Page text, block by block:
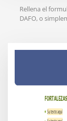
Rellena el
DAFO, o